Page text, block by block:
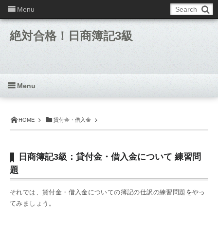
絶対合格！日商簿記3級
HOME 貸付金・借入金
日商簿記3級：貸付金・借入金について 練習問
題
それでは、貸付金・借入金についての簿記の仕訳の練習問題をやっ
てみましょう。
Menu
Menu